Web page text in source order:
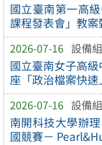
國立臺南第一高
課程發表會」教案
2026-07-16 設備組
國立臺南女子高
座「政治檔案快速
2026-07-16 設備組
南開科技大學辦
國競賽－